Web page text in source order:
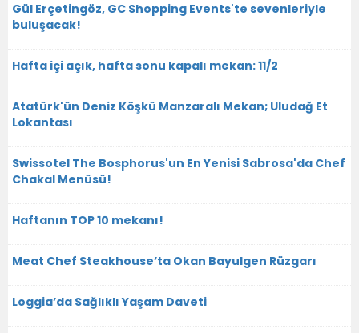
Gül Erçetingöz, GC Shopping Events'te sevenleriyle
buluşacak!
Hafta içi açık, hafta sonu kapalı mekan: 11/2
Atatürk'ün Deniz Köşkü Manzaralı Mekan; Uludağ Et
Lokantası
Swissotel The Bosphorus'un En Yenisi Sabrosa'da Chef
Chakal Menüsü!
Haftanın TOP 10 mekanı!
Meat Chef Steakhouse’ta Okan Bayulgen Rüzgarı
Loggia’da Sağlıklı Yaşam Daveti